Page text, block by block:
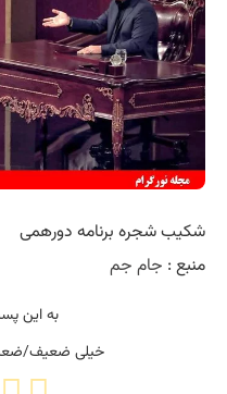
شکیب شجره برنامه دورهمی
منبع : جام جم
به این
خیلی ضعیف/